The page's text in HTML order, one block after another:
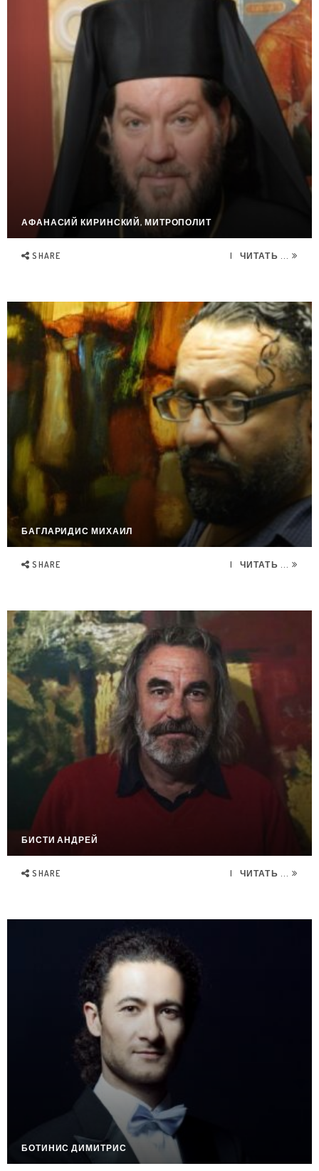
АФАНАСИЙ КИРИНСКИЙ, МИТРОПОЛИТ
SHARE ЧИТАТЬ ...
БАГЛАРИДИС МИХАИЛ
SHARE ЧИТАТЬ ...
БИСТИ АНДРЕЙ
SHARE ЧИТАТЬ ...
БОТИНИС ДИМИТРИС